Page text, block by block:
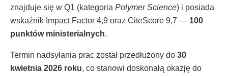
znajduje się w Q1 (kategoria Polymer Science) i posiada
wskaźnik Impact Factor 4,9 oraz CiteScore 9,7 — 100
punktów ministerialnych.
Termin nadsyłania prac został przedłużony do 30
kwietnia 2026 roku, co stanowi doskonałą okazję do